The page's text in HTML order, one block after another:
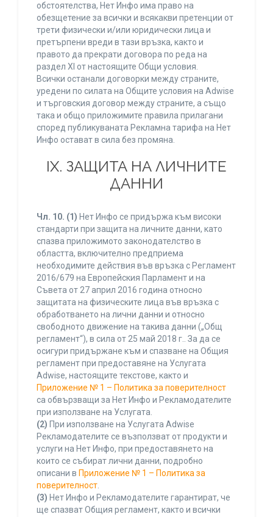
обстоятелства, Нет Инфо има право на
обезщетение за всички и всякакви претенции от
трети физически и/или юридически лица и
претърпени вреди в тази връзка, както и
правото да прекрати договора по реда на
раздел XI от настоящите Общи условия.
Всички останали договорки между страните,
уредени по силата на Общите условия на Adwise
и търговския договор между страните, а също
така и общо приложимите правила прилагани
според публикуваната Рекламна тарифа на Нет
Инфо остават в сила без промяна.
IХ. ЗАЩИТА НА ЛИЧНИТЕ
ДАННИ
Чл. 10. (1) Нет Инфо се придържа към високи
стандарти при защита на личните данни, като
спазва приложимото законодателство в
областта, включително предприема
необходимите действия във връзка с Регламент
2016/679 на Европейския Парламент и на
Съвета от 27 април 2016 година относно
защитата на физическите лица във връзка с
обработването на лични данни и относно
свободното движение на такива данни („Общ
регламент“), в сила от 25 май 2018 г.. За да се
осигури придържане към и спазване на Общия
регламент при предоставяне на Услугата
Adwise, настоящите текстове, както и
Приложение № 1 – Политика за поверителност
са обвързващи за Нет Инфо и Рекламодателите
при използване на Услугата.
(2) При използване на Услугата Adwise
Рекламодателите се възползват от продукти и
услуги на Нет Инфо, при предоставянето на
които се събират лични данни, подробно
описани в Приложение № 1 – Политика за
поверителност.
(3) Нет Инфо и Рекламодателите гарантират, че
ще спазват Общия регламент, както и всички